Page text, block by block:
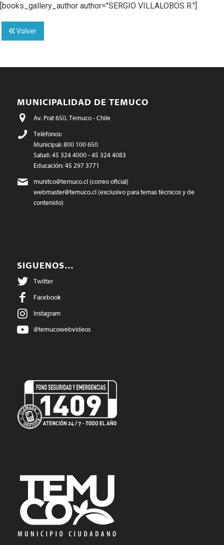
[books_gallery_author author="SERGIO VILLALOBOS R."]
Volver
MUNICIPALIDAD DE TEMUCO
Av. Prat 650, Temuco - Chile
Teléfonos:
Municipal: 800 100 650
Salud: 45 324 4000 - 45 324 4083
Educación: 45 297 3771
munitco@temuco.cl(correo oficial)
webmaster@temuco.cl(exclusivo para temas técnicos y de
contenido)
SIGUENOS…
Twitter
Facebook
Instagram
@temucowebvideos